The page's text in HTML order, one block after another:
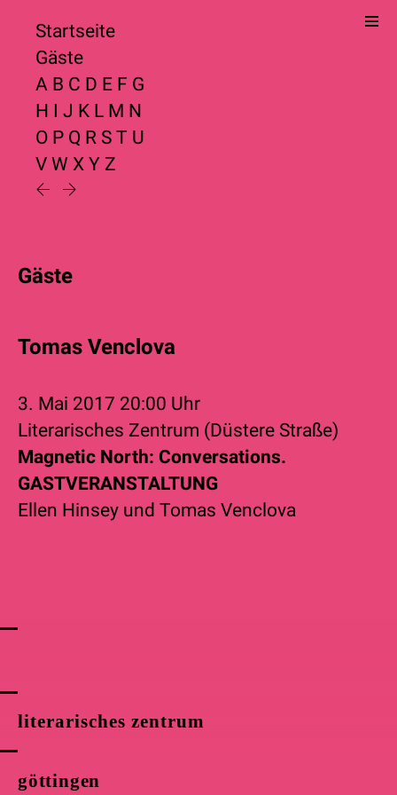
literarisches zentrum
göttingen
Startseite
Gäste
A B C D E F G
H I J K L M N
O P Q R S T U
V W X Y Z
Gäste
Tomas Venclova
3. Mai 2017 20:00 Uhr
Literarisches Zentrum (Düstere Straße)
Magnetic North: Conversations.
GASTVERANSTALTUNG
Ellen Hinsey und Tomas Venclova